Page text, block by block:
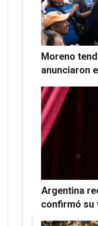
Moreno
anunciaron
Argentina
confirmó su